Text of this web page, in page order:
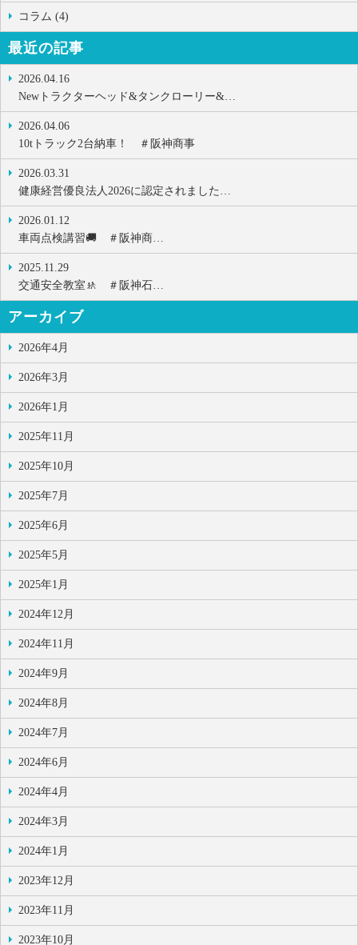
コラム (4)
最近の記事
2026.04.16
Newトラクターヘッド&タンクローリー&…
2026.04.06
10tトラック2台納車！ ＃阪神商事
2026.03.31
健康経営優良法人2026に認定されました…
2026.01.12
車両点検講習🚚 ＃阪神商…
2025.11.29
交通安全教室🚸 ＃阪神石…
アーカイブ
2026年4月
2026年3月
2026年1月
2025年11月
2025年10月
2025年7月
2025年6月
2025年5月
2025年1月
2024年12月
2024年11月
2024年9月
2024年8月
2024年7月
2024年6月
2024年4月
2024年3月
2024年1月
2023年12月
2023年11月
2023年10月